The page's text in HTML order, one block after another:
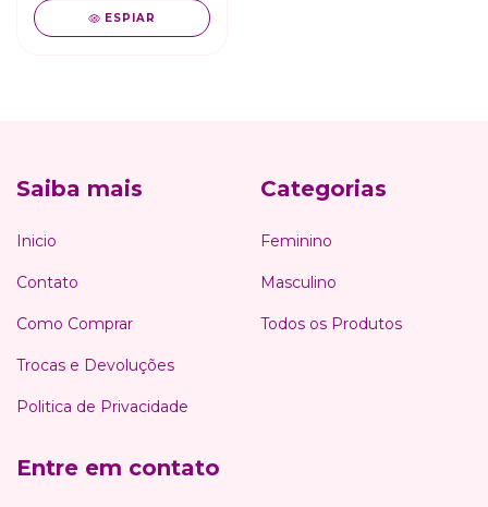
ESPIAR
Saiba mais
Inicio
Contato
Como Comprar
Trocas e Devoluções
Politica de Privacidade
Categorias
Feminino
Masculino
Todos os Produtos
Entre em contato